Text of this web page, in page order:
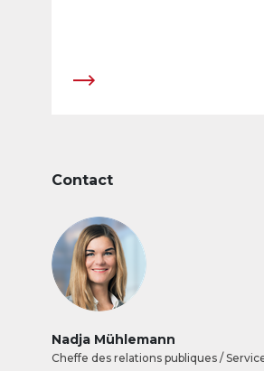
votre affiche préférée le Poster of
Contact
Nadja Mühlemann
Cheffe des relations publiques /